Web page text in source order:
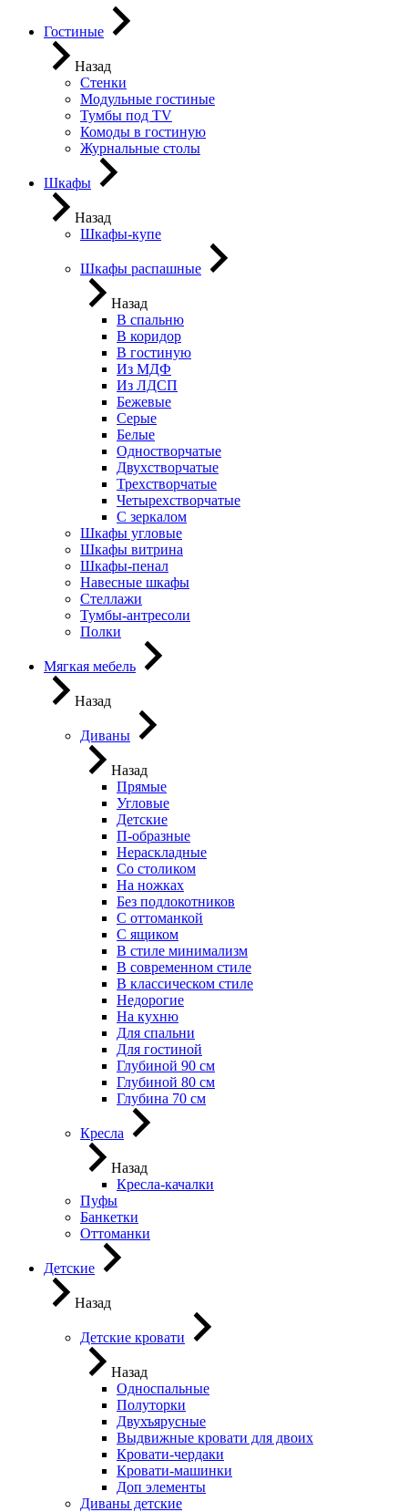
Гостиные
Назад
Стенки
Модульные гостиные
Тумбы под ТV
Комоды в гостиную
Журнальные столы
Шкафы
Назад
Шкафы-купе
Шкафы распашные
Назад
В спальню
В коридор
В гостиную
Из МДФ
Из ЛДСП
Бежевые
Серые
Белые
Одностворчатые
Двухстворчатые
Трехстворчатые
Четырехстворчатые
С зеркалом
Шкафы угловые
Шкафы витрина
Шкафы-пенал
Навесные шкафы
Стеллажи
Тумбы-антресоли
Полки
Мягкая мебель
Назад
Диваны
Назад
Прямые
Угловые
Детские
П-образные
Нераскладные
Со столиком
На ножках
Без подлокотников
С оттоманкой
С ящиком
В стиле минимализм
В современном стиле
В классическом стиле
Недорогие
На кухню
Для спальни
Для гостиной
Глубиной 90 см
Глубиной 80 см
Глубина 70 см
Кресла
Назад
Кресла-качалки
Пуфы
Банкетки
Оттоманки
Детские
Назад
Детские кровати
Назад
Односпальные
Полуторки
Двухъярусные
Выдвижные кровати для двоих
Кровати-чердаки
Кровати-машинки
Доп элементы
Диваны детские